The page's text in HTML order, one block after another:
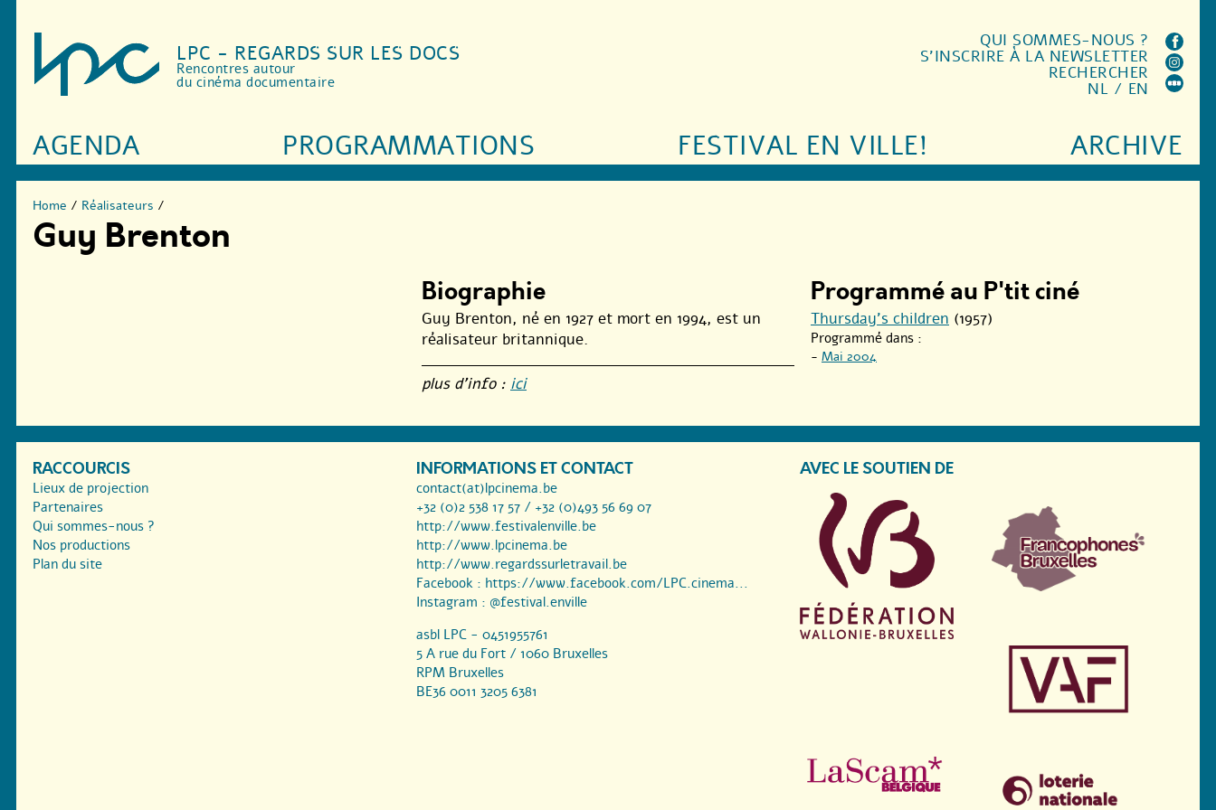
LPC - REGARDS SUR LES DOCS
Rencontres autour
du cinéma documentaire
AGENDA PROGRAMMATIONS FESTIVAL EN VILLE! ARCHIVE
QUI SOMMES-NOUS ?
S'INSCRIRE À LA NEWSLETTER
RECHERCHER
NL / EN
Home / Réalisateurs /
Guy Brenton
Biographie
Guy Brenton, né en 1927 et mort en 1994, est un
réalisateur britannique.
plus d’info : ici
Programmé au P'tit ciné
Thursday’s children (1957)
Programmé dans :
- Mai 2004
RACCOURCIS
Lieux de projection
Partenaires
Qui sommes-nous ?
Nos productions
Plan du site
INFORMATIONS ET CONTACT
contact(at)lpcinema.be
+32 (0)2 538 17 57 / +32 (0)493 56 69 07
http://www.festivalenville.be
http://www.lpcinema.be
http://www.regardssurletravail.be
Facebook : https://www.facebook.com/LPC.cinema...
Instagram : @festival.enville
asbl LPC - 0451955761
5 A rue du Fort / 1060 Bruxelles
RPM Bruxelles
BE36 0011 3205 6381
AVEC LE SOUTIEN DE